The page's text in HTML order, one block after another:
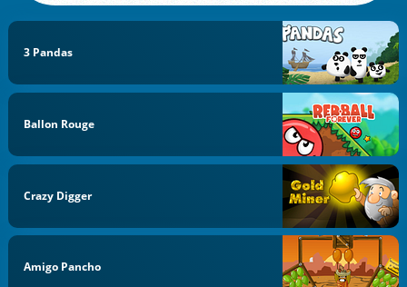
3 Pandas
Ballon Rouge
Crazy Digger
Amigo Pancho